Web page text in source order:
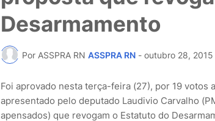
Desarmamento
Por ASSPRA RN ASSPRA RN - outubro 28, 2015
Foi aprovado nesta terça-feira (27), por 19 votos
apresentado pelo deputado Laudivio Carvalho
apensados) que revogam o Estatuto do